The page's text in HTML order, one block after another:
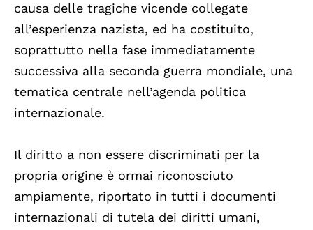
causa delle tragiche vicende collegate
all’esperienza nazista, ed ha costituito,
soprattutto nella fase immediatamente
successiva alla seconda guerra mondiale, una
tematica centrale nell’agenda politica
internazionale.
Il diritto a non essere discriminati per la
propria origine è ormai riconosciuto
ampiamente, riportato in tutti i documenti
internazionali di tutela dei diritti umani,